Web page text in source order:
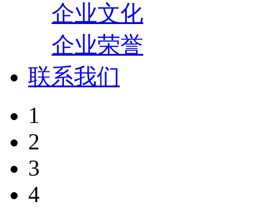
企业文化
企业荣誉
联系我们
1
2
3
4